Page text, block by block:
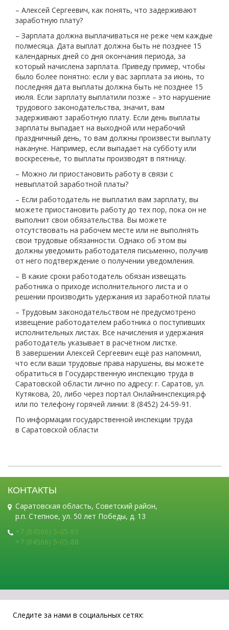
– Алексей Сергеевич, как понять, что задерживают
заработную плату?
– Зарплата должна выплачиваться не реже чем каждые
полмесяца. Дата выплат должна быть не позднее 15
календарных дней со дня окончания периода, за
который начислена зарплата. Приведу пример, чтобы
было более понятно: если у вас зарплата за июнь, то
последняя дата выплаты должна быть не позднее 15
июля. Если зарплату выплатили позже – это нарушение
трудового законодательства, значит, вам
задерживают заработную плату. Если день выплаты
зарплаты выпадает на выходной или нерабочий
праздничный день, то вам должны произвести выплату
накануне. Например, если выпадает на субботу или
воскресенье, то выплаты производят в пятницу.
– Можно ли приостановить работу в связи с
невыплатой заработной платы?
– Если работодатель не выплатил вам зарплату, вы
можете приостановить работу до тех пор, пока он не
выполнит свои обязательства. Вы можете
отсутствовать на рабочем месте или не выполнять
свои трудовые обязанности. Однако об этом вы
должны уведомить работодателя письменно, получив
от него подтверждение о получении уведомления.
– В какие сроки работодатель обязан извещать
работника о приходе исполнительного листа и о
решении производить удержания из заработной платы
– Трудовым законодательством не предусмотрено
извещение работодателем работника о поступивших
исполнительных листах. Все начисления и удержания
работодатель указывает в расчётном листке.
В завершении Алексей Сергеевич ещё раз напомнил,
что если ваши трудовые права нарушены, вы можете
обратиться в Государственную инспекцию труда в
Саратовской области лично по адресу: г. Саратов, ул.
Кутякова, 20, либо через портал Онлайнинспекция.рф
или по телефону горячей линии: 8 (8452) 24-59-91.
По информации государственной инспекции труда
в Саратовской области
КОНТАКТЫ
Саратовская область, Советский район,
р.п. Степное, ул. 50 лет Победы, д. 13
+7 (84566) 5-05-83
+7 (84566) 5-05-88
Следите за нами в социальных сетях: